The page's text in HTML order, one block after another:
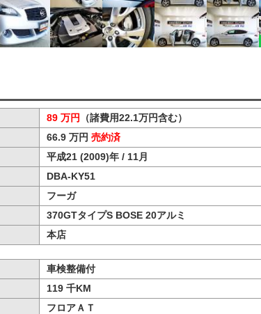
89 万円
（諸費用22.1万円含む）
66.9 万円 売約済
平成21 (2009)年 / 11月
DBA-KY51
フーガ
370GTタイプS BOSE 20アルミ
本店
車検整備付
119 千KM
フロアＡＴ